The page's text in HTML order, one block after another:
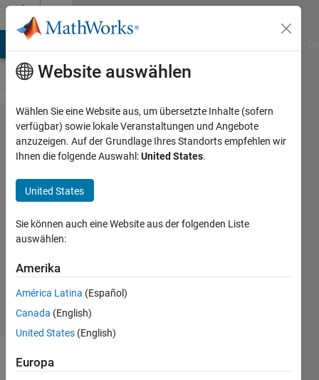
Weiter zum Inhalt
Problem
50412.
Puzzle -
Kastanya
solvers
0 likes
Website auswählen
Wählen Sie eine Website aus, um übersetzte Inhalte (sofern
verfügbar) sowie lokale Veranstaltungen und Angebote
anzuzeigen. Auf der Grundlage Ihres Standorts empfehlen wir
Ihnen die folgende Auswahl:United States.
United States
Sie können auch eine Website aus der folgenden Liste
auswählen:
Amerika
América Latina (Español)
Canada (English)
United States (English)
Europa